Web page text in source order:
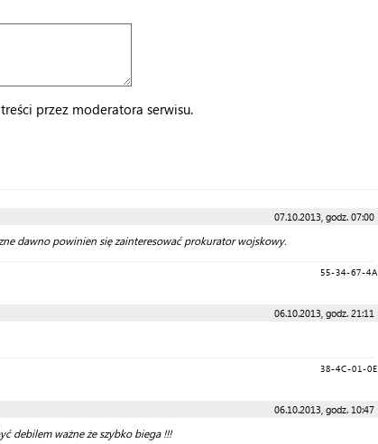
przez moderatora serwisu.
07.10.2013, godz. 07:00
dawno powinien się zainteresować prokurator wojskowy.
55-34-67-4A
06.10.2013, godz. 21:11
38-4C-01-0E
06.10.2013, godz. 10:47
debilem ważne że szybko biega !!!